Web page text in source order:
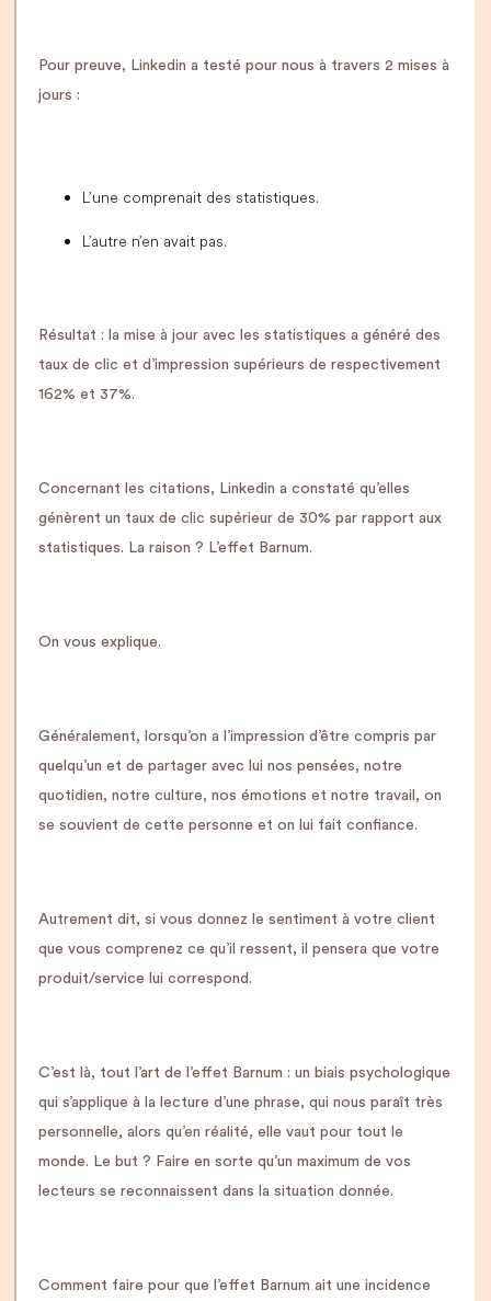
Pour preuve, Linkedin a testé pour nous à travers 2 mises à
jours :
L’une comprenait des statistiques.
L’autre n’en avait pas.
Résultat : la mise à jour avec les statistiques a généré des
taux de clic et d’impression supérieurs de respectivement
162% et 37%.
Concernant les citations, Linkedin a constaté qu’elles
génèrent un taux de clic supérieur de 30% par rapport aux
statistiques. La raison ? L’effet Barnum.
On vous explique.
Généralement, lorsqu’on a l’impression d’être compris par
quelqu’un et de partager avec lui nos pensées, notre
quotidien, notre culture, nos émotions et notre travail, on
se souvient de cette personne et on lui fait confiance.
Autrement dit, si vous donnez le sentiment à votre client
que vous comprenez ce qu’il ressent, il pensera que votre
produit/service lui correspond.
C’est là, tout l’art de l’effet Barnum : un biais psychologique
qui s’applique à la lecture d’une phrase, qui nous paraît très
personnelle, alors qu’en réalité, elle vaut pour tout le
monde. Le but ? Faire en sorte qu’un maximum de vos
lecteurs se reconnaissent dans la situation donnée.
Comment faire pour que l’effet Barnum ait une incidence